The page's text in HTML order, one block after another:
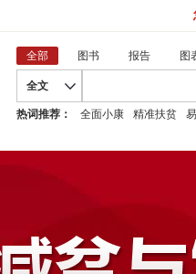
全部 图书 报告 图
全文
热词推荐： 全面小康 精准扶贫